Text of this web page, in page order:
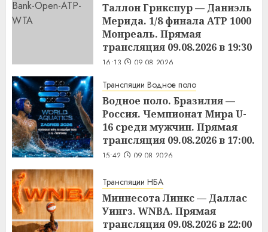
Таллон Грикспур — Даниэль
Мерида. 1/8 финала ATP 1000
Монреаль. Прямая
трансляция 09.08.2026 в 19:30
16:13 09.08.2026
Трансляции Водное поло
Водное поло. Бразилия —
Россия. Чемпионат Мира U-
16 среди мужчин. Прямая
трансляция 09.08.2026 в 17:00.
15:42 09.08.2026
Трансляции НБА
Миннесота Линкс — Даллас
Уингз. WNBA. Прямая
трансляция 09.08.2026 в 22:00